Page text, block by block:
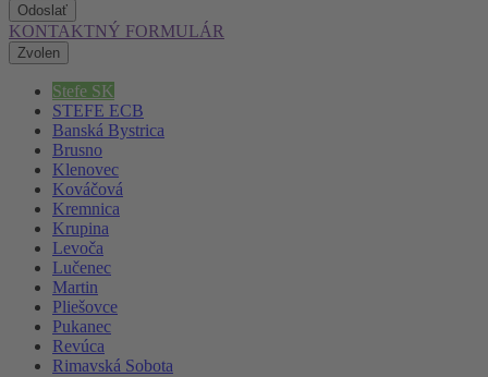
Odoslať
KONTAKTNÝ FORMULÁR
Zvolen
Stefe SK
STEFE ECB
Banská Bystrica
Brusno
Klenovec
Kováčová
Kremnica
Krupina
Levoča
Lučenec
Martin
Pliešovce
Pukanec
Revúca
Rimavská Sobota